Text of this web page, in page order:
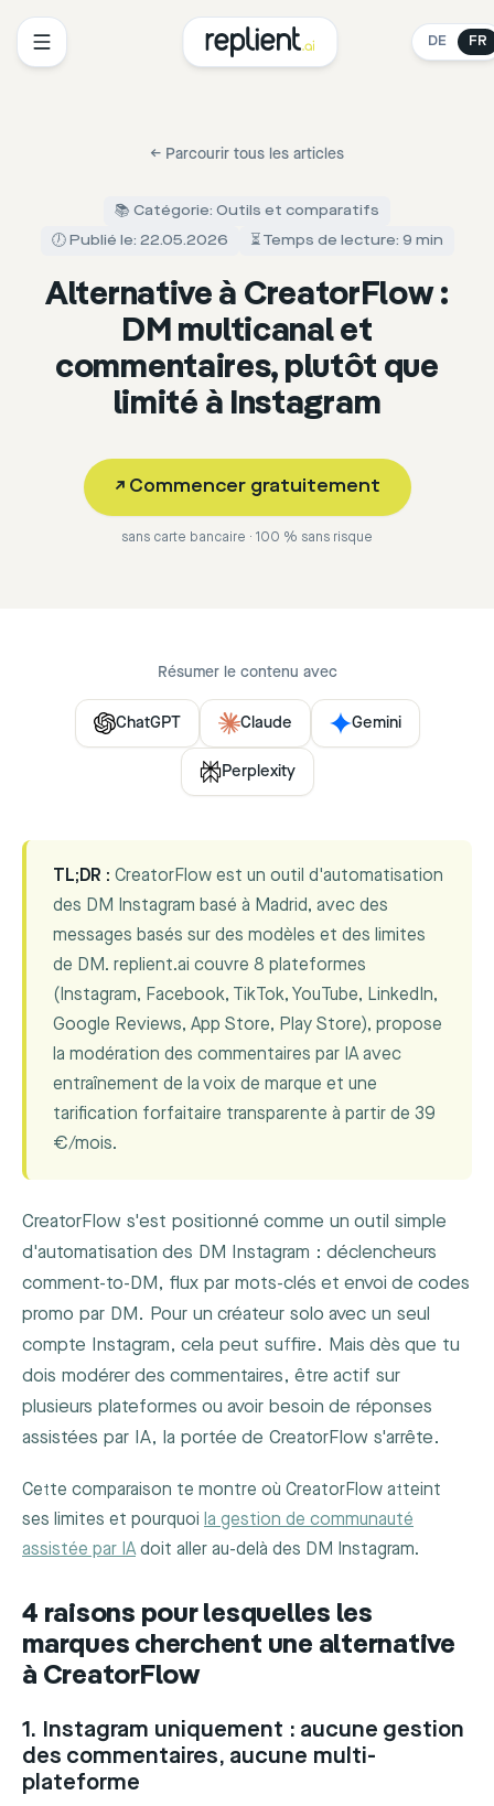
DE FR
← Parcourir tous les articles
📚 Catégorie: Outils et comparatifs
🕖 Publié le: 22.05.2026
⏳ Temps de lecture: 9 min
Alternative à CreatorFlow :
DM multicanal et
commentaires, plutôt que
limité à Instagram
↗ Commencer gratuitement
sans carte bancaire · 100 % sans risque
Résumer le contenu avec
ChatGPT Claude Gemini
Perplexity
TL;DR : CreatorFlow est un outil d'automatisation
des DM Instagram basé à Madrid, avec des
messages basés sur des modèles et des limites
de DM. replient.ai couvre 8 plateformes
(Instagram, Facebook, TikTok, YouTube, LinkedIn,
Google Reviews, App Store, Play Store), propose
la modération des commentaires par IA avec
entraînement de la voix de marque et une
tarification forfaitaire transparente à partir de 39
€/mois.
CreatorFlow s'est positionné comme un outil simple
d'automatisation des DM Instagram : déclencheurs
comment-to-DM, flux par mots-clés et envoi de codes
promo par DM. Pour un créateur solo avec un seul
compte Instagram, cela peut suffire. Mais dès que tu
dois modérer des commentaires, être actif sur
plusieurs plateformes ou avoir besoin de réponses
assistées par IA, la portée de CreatorFlow s'arrête.
Cette comparaison te montre où CreatorFlow atteint
ses limites et pourquoi la gestion de communauté
assistée par IAdoit aller au-delà des DM Instagram.
4 raisons pour lesquelles les
marques cherchent une alternative
à CreatorFlow
1. Instagram uniquement : aucune gestion
des commentaires, aucune multi-
plateforme